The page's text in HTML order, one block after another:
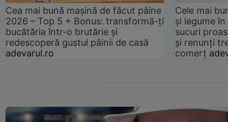
Cea mai bună mașină de făcut pâine
2026 – Top 5 + Bonus: transformă-ți
bucătăria într-o brutărie și
redescoperă gustul pâinii de casă
adevarul.ro
Cele mai
și legume
sucuri
și renunți
comerț